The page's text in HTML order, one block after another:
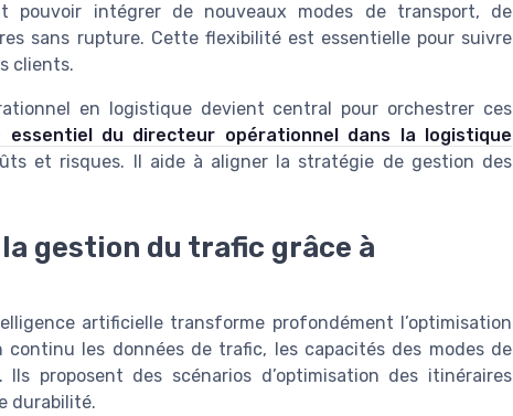
pouvoir intégrer de nouveaux modes de transport, de
sans rupture. Cette flexibilité est essentielle pour suivre
clients.
en logistique devient central pour orchestrer ces
essentiel du directeur opérationnel dans la logistique
et risques. Il aide à aligner la stratégie de gestion des
gestion du trafic grâce à
artificielle transforme profondément l’optimisation
les données de trafic, les capacités des modes de
proposent des scénarios d’optimisation des itinéraires
durabilité.